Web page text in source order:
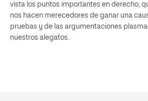
vista los puntos importantes en derecho,
nos hacen merecedores de ganar una
pruebas y de las argumentaciones
nuestros alegatos.